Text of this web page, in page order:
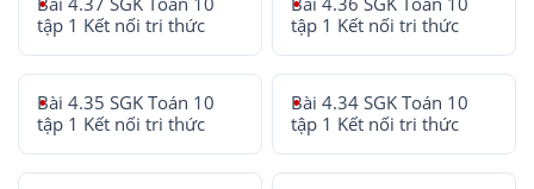
Bài 4.37 SGK Toán 10
tập 1 Kết nối tri thức
Bài 4.36 SGK Toán 10
tập 1 Kết nối tri thức
Bài 4.35 SGK Toán 10
tập 1 Kết nối tri thức
Bài 4.34 SGK Toán 10
tập 1 Kết nối tri thức